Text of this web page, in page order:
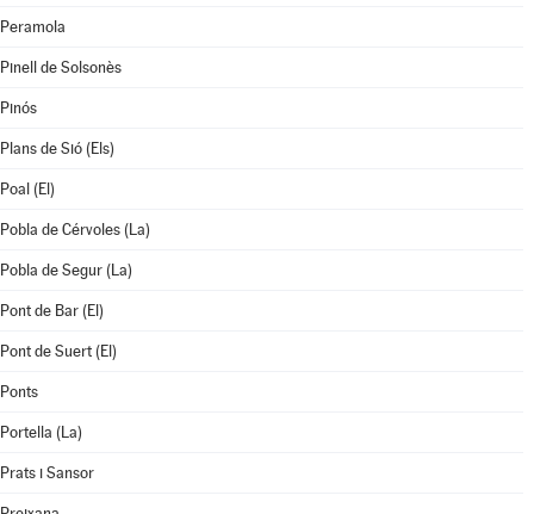
Peramola
Pinell de Solsonès
Pinós
Plans de Sió (Els)
Poal (El)
Pobla de Cérvoles (La)
Pobla de Segur (La)
Pont de Bar (El)
Pont de Suert (El)
Ponts
Portella (La)
Prats i Sansor